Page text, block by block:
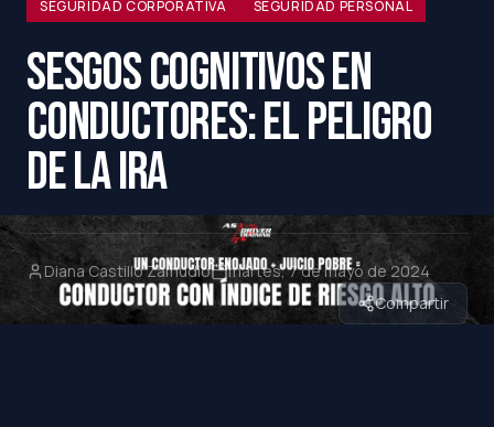
SEGURIDAD CORPORATIVA
SEGURIDAD PERSONAL
SESGOS COGNITIVOS EN
CONDUCTORES: EL PELIGRO
DE LA IRA
Diana Castillo Zamudio
martes, 7 de mayo de 2024
Compartir